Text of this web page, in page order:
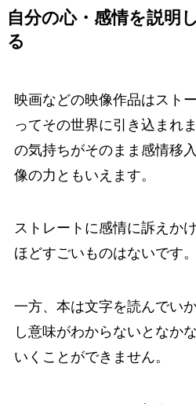
自分の心・感情を説明
る
映画などの映像作品はスト
ってその世界に引き込まれ
の気持ちがそのまま感情移
像の力ともいえます。
ストレートに感情に訴えか
ほどすごいものはないです。
一方、本は文字を読んでい
し意味がわからないとなか
いくことができません。